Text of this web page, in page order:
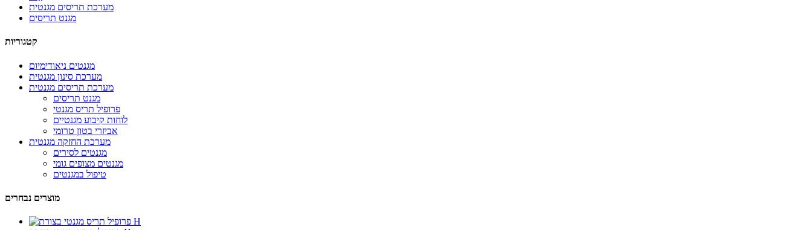
מערכת תריסים מגנטית
מגנט תריסים
קטגוריות
מגנטים ניאודימיום
מערכת סינון מגנטית
מערכת תריסים מגנטית
מגנט תריסים
פרופיל תריס מגנטי
לוחות קיבוע מגנטיים
אביזרי בטון טרומי
מערכת החזקה מגנטית
מגנטים לסירים
מגנטים מצופים גומי
טיפול במגנטים
מוצרים נבחרים